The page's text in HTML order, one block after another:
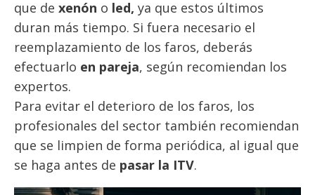
que de xenón o led, ya que estos últimos
duran más tiempo. Si fuera necesario el
reemplazamiento de los faros, deberás
efectuarlo en pareja, según recomiendan los
expertos.
Para evitar el deterioro de los faros, los
profesionales del sector también recomiendan
que se limpien de forma periódica, al igual que
se haga antes de pasar la ITV.